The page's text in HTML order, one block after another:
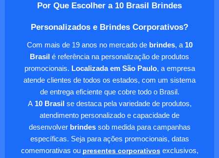
Por Que Escolher a 10 Brasil Brindes
Personalizados e Brindes Corporativos?
Com mais de 19 anos no mercado de brindes, a 10
Brasil é referência na personalização de produtos
promocionais. Localizada em São Paulo, a empresa
atende clientes de todos os estados, com um sistema
de entrega eficiente que cobre todo o Brasil.
A10 Brasilse destaca pela variedade de produtos,
atendimento personalizado e capacidade de
desenvolver brindessob medida para campanhas
específicas. Seja para ações promocionais, datas
comemorativas ou presentes corporativosexclusivos,